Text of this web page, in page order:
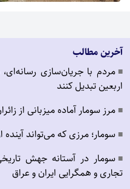
آخرین مطالب
■ مردم با جریان‌سازی
اربعین تبدیل کنند
■ مرز سومار آماده میزبانی از
■ سومار؛ مرزی که می‌تواند آینده
■ سومار در آستانه جهش
تجاری و همگرایی ایران و عراق